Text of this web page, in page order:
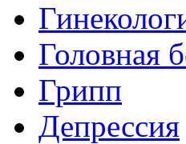
Головная
Грипп
Депрессия